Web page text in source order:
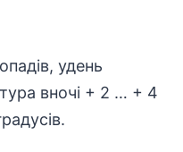
удень
вночі + 2 … + 4